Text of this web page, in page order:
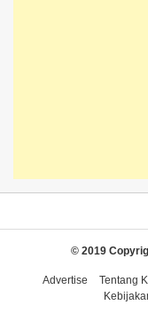
© 2019
Advertise Tentang